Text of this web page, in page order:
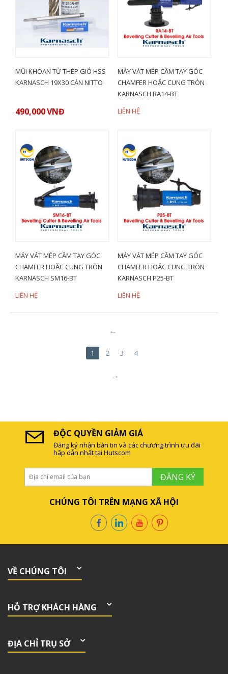
MŨI KHOAN TỪ THÉP GIÓ HSS
KARNASCH 19X30 CÁN NITTO
490,000VNĐ
MÁY VÁT MÉP CẦM TAY GÓC
CHAMFER HOẶC CUNG TRÒN
KARNASCH RA14-BT
LIÊN HỆ
MÁY VÁT MÉP CẦM TAY GÓC
CHAMFER HOẶC CUNG TRÒN
KARNASCH SM16-BT
LIÊN HỆ
MÁY VÁT MÉP CẦM TAY GÓC
CHAMFER HOẶC CUNG TRÒN
KARNASCH P25-BT
LIÊN HỆ
1 2 3 4
ĐỘC QUYỀN GIẢM GIÁ
Đăng ký nhận bản tin và các chương trình ưu đãi
hấp dẫn nhất tại Hutscom
ĐĂNG KÝ
CHÚNG TÔI TRÊN MẠNG XÃ HỘI
VỀ CHÚNG TÔI
HỖ TRỢ KHÁCH HÀNG
ĐỊA CHỈ TRỤ SỞ